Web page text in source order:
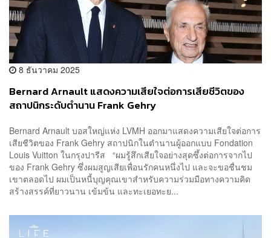
8 ธันวาคม 2025
Bernard Arnault แสดงความเสียใจต่อการเสียชีวิตของ
สถาปนิกระดับตำนาน Frank Gehry
Bernard Arnault บอสใหญ่แห่ง LVMH ออกมาแสดงความเสียใจต่อการ
เสียชีวิตของ Frank Gehry สถาปนิกในตำนานผู้ออกแบบ Fondation
Louis Vuitton ในกรุงปารีส “ผมรู้สึกเสียใจอย่างสุดซึ้งต่อการจากไป
ของ Frank Gehry ซึ่งผมสูญเสียเพื่อนรักคนหนึ่งไป และจะขอชื่นชม
เขาตลอดไป ผมเป็นหนี้บุญคุณเขาสำหรับความร่วมมือทางความคิด
สร้างสรรค์ที่ยาวนาน เข้มข้น และทะเยอทะย...